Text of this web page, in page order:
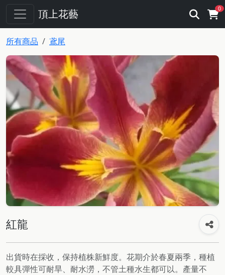
頂上花藝 0
所有商品 鳶尾
紅龍
出貨時在採收，保持植株新鮮度。花期介於春夏兩季，種植
較具彈性可耐旱、耐水澇，不管土種水生都可以。產量不